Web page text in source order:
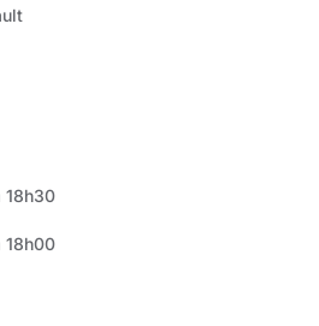
18h30
18h00